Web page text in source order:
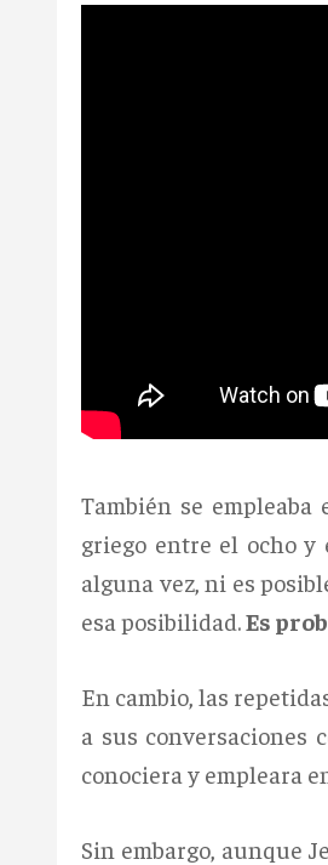
También se
griego entre el ocho y
alguna vez, ni es
esa posibilidad.Es
En cambio, las
a sus conversaciones
conociera y empleara
Sin embargo, aunque